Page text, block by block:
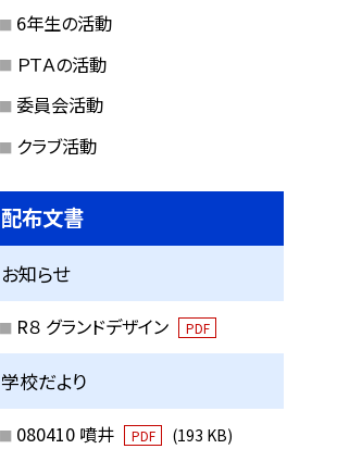
6年生の活動
ＰＴＡの活動
委員会活動
クラブ活動
配布文書
お知らせ
R８ グランドデザイン PDF
学校だより
080410 噴井 PDF (193 KB)